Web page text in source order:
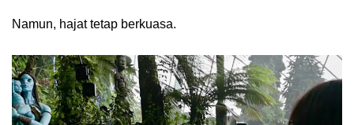
Namun, hajat tetap berkuasa.